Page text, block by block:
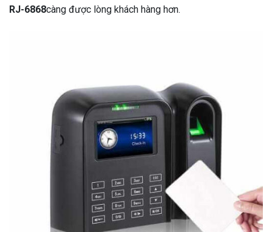
RJ-6868càng được lòng khách hàng hơn.